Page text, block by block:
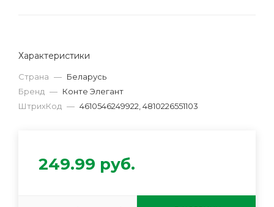
Характеристики
Страна — Беларусь
Бренд — Конте Элегант
ШтрихКод — 4610546249922, 4810226551103
249.99 руб.